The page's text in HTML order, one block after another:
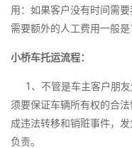
用：如果客户没有时间需
需要额外的人工费用一般是
小桥车托运流程：
1、不管是车主客户朋友
须要保证车辆所有权的合
成违法转移和销赃事件，
负责。